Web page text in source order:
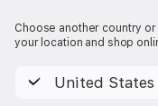
Choose another country
your location and shop
United States